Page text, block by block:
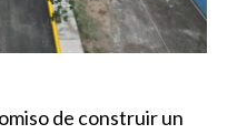
de construir un